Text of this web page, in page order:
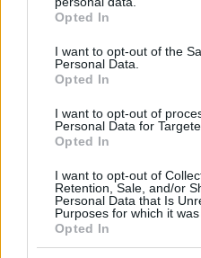
grant or deny consent to
use your data for below
consent section.
Opted In
I want to opt-out of the
Personal Data.
Opted In
I want to opt-out of
Personal Data for
Opted In
I want to opt-out of
Retention, Sale, and/or
Personal Data that Is
Purposes for which it was
Opted In
ΑΠΑΝΤΗΣΗ
Συγγνώμη κι όλας,
11.12.2021, 08:47
σου, καλά να πάθεις,
αυτήν την ηλικία
για τους άχρηστους!
ΑΠΑΝΤΗΣΗ